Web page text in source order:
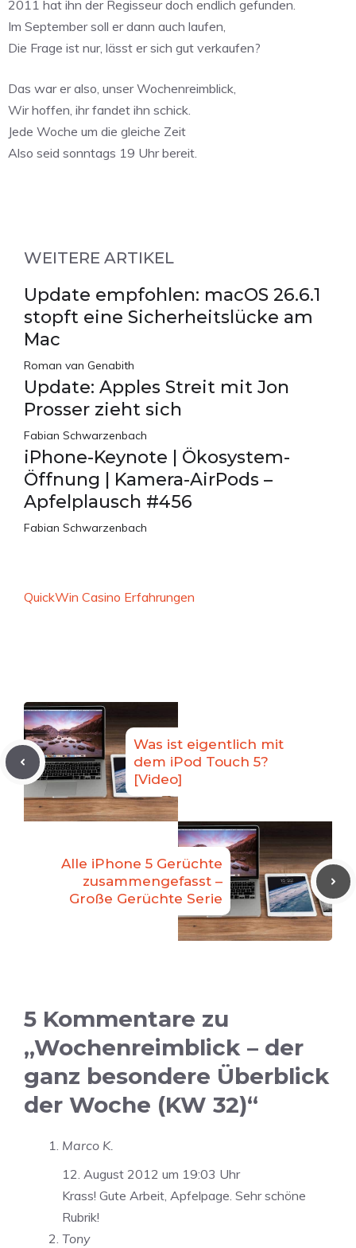
2011 hat ihn der Regisseur doch endlich gefunden.
Im September soll er dann auch laufen,
Die Frage ist nur, lässt er sich gut verkaufen?
Das war er also, unser Wochenreimblick,
Wir hoffen, ihr fandet ihn schick.
Jede Woche um die gleiche Zeit
Also seid sonntags 19 Uhr bereit.
WEITERE ARTIKEL
Update empfohlen: macOS 26.6.1
stopft eine Sicherheitslücke am
Mac
Roman van Genabith
Update: Apples Streit mit Jon
Prosser zieht sich
Fabian Schwarzenbach
iPhone-Keynote | Ökosystem-
Öffnung | Kamera-AirPods –
Apfelplausch #456
Fabian Schwarzenbach
QuickWin Casino Erfahrungen
Was ist eigentlich mit
dem iPod Touch 5?
[Video]
Alle iPhone 5 Gerüchte
zusammengefasst –
Große Gerüchte Serie
5 Kommentare zu
„Wochenreimblick – der
ganz besondere Überblick
der Woche (KW 32)“
Marco K.
12. August 2012 um 19:03 Uhr
Krass! Gute Arbeit, Apfelpage. Sehr schöne
Rubrik!
Tony